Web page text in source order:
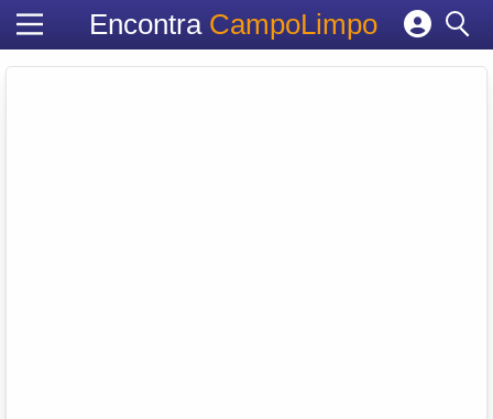
Encontra CampoLimpo
Cadastrar empresa